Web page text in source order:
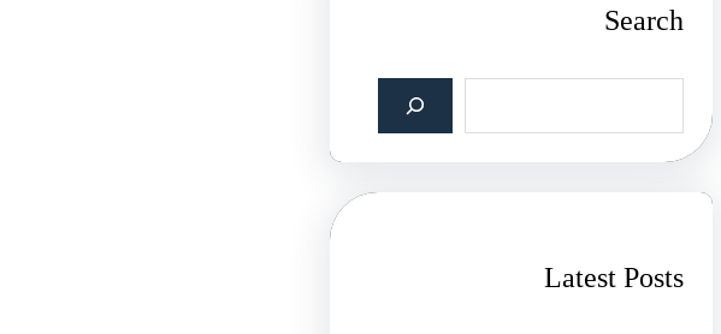
Search
c
Latest Posts